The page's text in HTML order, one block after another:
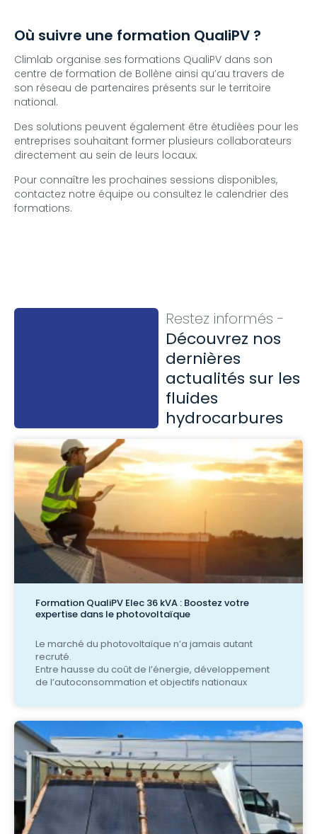
Où suivre une formation QualiPV ?
Climlab organise ses formations QualiPV dans son
centre de formation de Bollène ainsi qu’au travers de
son réseau de partenaires présents sur le territoire
national.
Des solutions peuvent également être étudiées pour les
entreprises souhaitant former plusieurs collaborateurs
directement au sein de leurs locaux.
Pour connaître les prochaines sessions disponibles,
contactez notre équipe ou consultez le calendrier des
formations.
Restez informés -
Découvrez nos
dernières
actualités sur les
fluides
hydrocarbures
Formation QualiPV Elec 36 kVA : Boostez votre
expertise dans le photovoltaïque
Le marché du photovoltaïque n’a jamais autant
recruté.
Entre hausse du coût de l’énergie, développement
de l’autoconsommation et objectifs nationaux